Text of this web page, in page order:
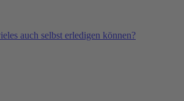
auch selbst erledigen können?